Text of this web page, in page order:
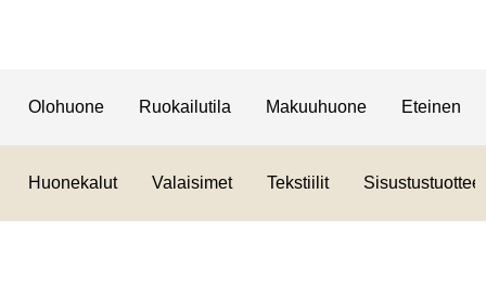
Olohuone Ruokailutila Makuuhuone Eteinen
Huonekalut Valaisimet Tekstiilit Sisustustuotteet